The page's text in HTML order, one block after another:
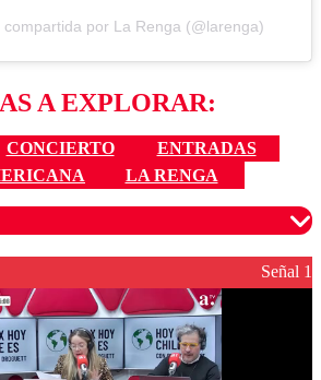
compartida por La Renga (@larenga)
A EXPLORAR:
CONCIERTO
ENTRADAS
LA RENGA
son moderados para garantizar un
diálogo respetuoso.
Señal 1